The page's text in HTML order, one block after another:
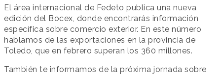
El área internacional de Fedeto publica una nueva
edición del Bocex, donde encontrarás información
específica sobre comercio exterior. En este número
hablamos de las exportaciones en la provincia de
Toledo, que en febrero superan los 360 millones.
También te informamos de la próxima jornada sobre